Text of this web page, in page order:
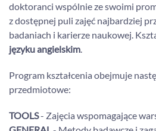
doktoranci wspólnie ze swoimi
z dostępnej puli zajęć najbardziej
badaniach i karierze naukowej.
języku angielskim.
Program kształcenia obejmuje
przedmiotowe:
TOOLS- Zajęcia wspomagające